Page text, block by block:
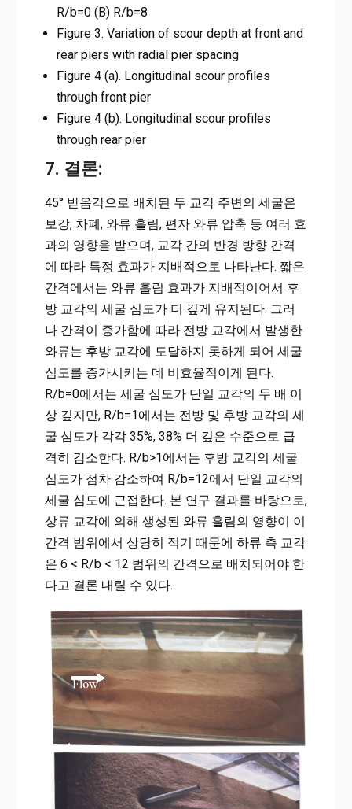
R/b=0 (B) R/b=8
Figure 3. Variation of scour depth at front and
rear piers with radial pier spacing
Figure 4 (a). Longitudinal scour profiles
through front pier
Figure 4 (b). Longitudinal scour profiles
through rear pier
7. 결론:
45° 받음각으로 배치된 두 교각 주변의 세굴은
보강, 차폐, 와류 흘림, 편자 와류 압축 등 여러 효
과의 영향을 받으며, 교각 간의 반경 방향 간격
에 따라 특정 효과가 지배적으로 나타난다. 짧은
간격에서는 와류 흘림 효과가 지배적이어서 후
방 교각의 세굴 심도가 더 깊게 유지된다. 그러
나 간격이 증가함에 따라 전방 교각에서 발생한
와류는 후방 교각에 도달하지 못하게 되어 세굴
심도를 증가시키는 데 비효율적이게 된다.
R/b=0에서는 세굴 심도가 단일 교각의 두 배 이
상 깊지만, R/b=1에서는 전방 및 후방 교각의 세
굴 심도가 각각 35%, 38% 더 깊은 수준으로 급
격히 감소한다. R/b>1에서는 후방 교각의 세굴
심도가 점차 감소하여 R/b=12에서 단일 교각의
세굴 심도에 근접한다. 본 연구 결과를 바탕으로,
상류 교각에 의해 생성된 와류 흘림의 영향이 이
간격 범위에서 상당히 적기 때문에 하류 측 교각
은 6 < R/b < 12 범위의 간격으로 배치되어야 한
다고 결론 내릴 수 있다.